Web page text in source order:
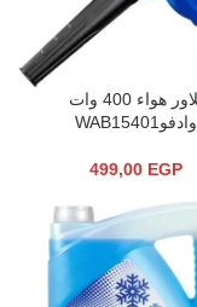
بلاور هواء 400 وات
وادفوWAB15401
499,00 EGP